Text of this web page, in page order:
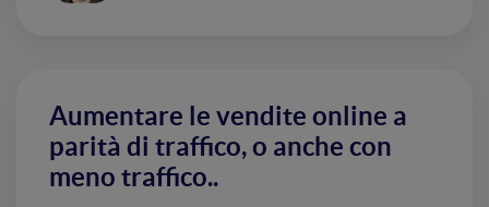
Aumentare le vendite online a
parità di traffico, o anche con
meno traffico..